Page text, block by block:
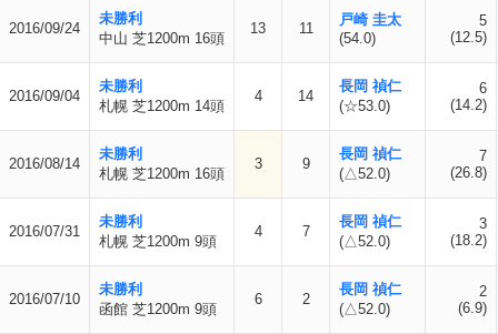
2016/09/24
未勝利
中山 芝1200m 16頭
13 11
戸崎 圭太
(54.0)
5
(12.5)
2016/09/04
未勝利
札幌 芝1200m 14頭
4 14
長岡 禎仁
(☆53.0)
6
(14.2)
2016/08/14
未勝利
札幌 芝1200m 16頭
3 9
長岡 禎仁
(△52.0)
7
(26.8)
2016/07/31
未勝利
札幌 芝1200m 9頭
4 7
長岡 禎仁
(△52.0)
3
(18.2)
2016/07/10
未勝利
函館 芝1200m 9頭
6 2
長岡 禎仁
(△52.0)
2
(6.9)